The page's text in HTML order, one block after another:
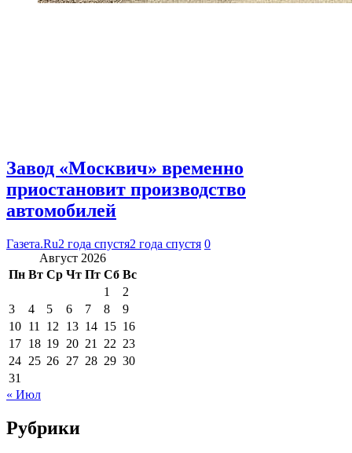
Завод «Москвич» временно
приостановит производство
автомобилей
Газета.Ru2 года спустя2 года спустя 0
Август 2026
Пн Вт Ср Чт Пт Сб Вс
1
2
3
4 5 6 7 8
9
10 11 12 13 14 15 16
17 18 19 20 21 22 23
24 25 26 27 28 29 30
31
« Июл
Рубрики